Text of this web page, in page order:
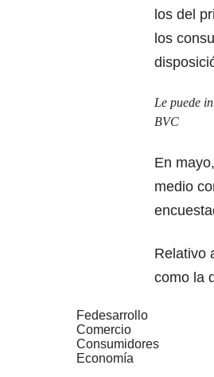
los del
los
Le puede
BVC
En
medio
Relativo
como la
Fedesarrollo
Comercio
Consumidores
Economía